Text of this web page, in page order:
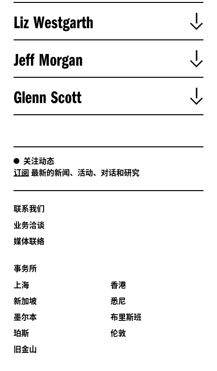
更多了解INGRID
更多了解
更多了解
Liz Westgarth
更多了解
Jeff Morgan
Glenn Scott
关注动态
订阅 最新的新闻、活动、对话和研究
联系我们
业务洽谈
媒体联络
事务所
上海
香港
新加坡
悉尼
墨尔本
布里斯班
珀斯
伦敦
旧金山